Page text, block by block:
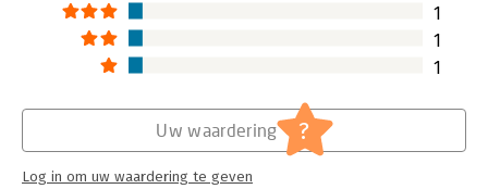
1
1
1
Uw waardering ?
Log in om uw waardering te geven